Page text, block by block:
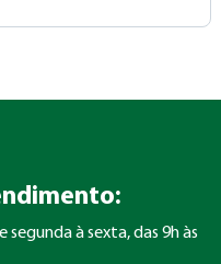
à sexta, das 9h às